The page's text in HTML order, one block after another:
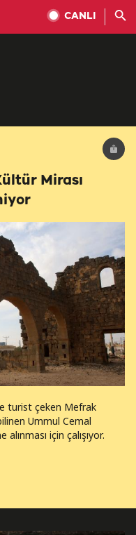
CANLI
Mirası
turist çeken Mefrak
Ummul Cemal
için çalışıyor.